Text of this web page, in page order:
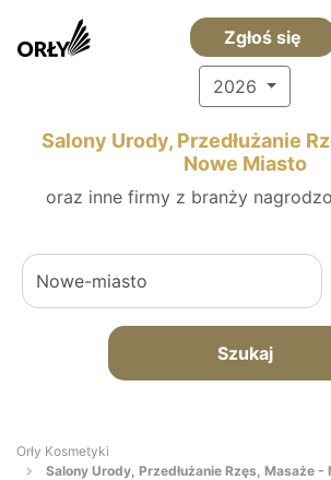
Zgłoś się
2026
Salony Urody, Przedłużanie
Nowe Miasto
oraz inne firmy z branży
Szukaj
Orły Kosmetyki
Salony Urody, Przedłużanie Rzęs, Masaże -